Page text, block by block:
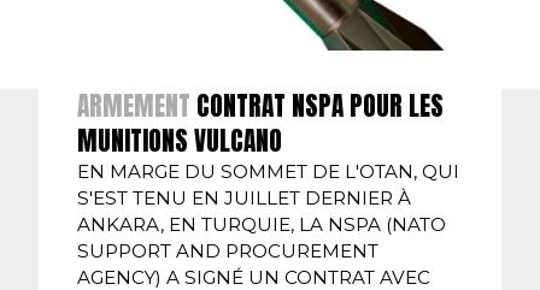
ARMEMENT CONTRAT NSPA POUR LES
MUNITIONS VULCANO
EN MARGE DU SOMMET DE L'OTAN, QUI
S'EST TENU EN JUILLET DERNIER À
ANKARA, EN TURQUIE, LA NSPA (NATO
SUPPORT AND PROCUREMENT
AGENCY) A SIGNÉ UN CONTRAT AVEC